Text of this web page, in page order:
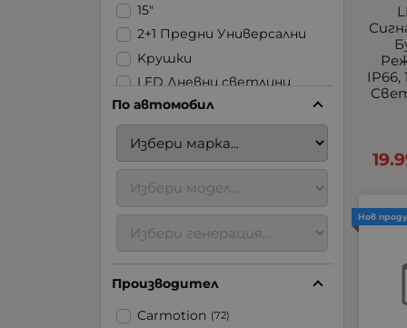
IP66,
Нов
15"
2+1 Предни Универсални
Kрушки
LED Дневни светлини
LED Ленти
LED Стопове
LED Фарове | Халогени |
Задна светлина
LED Халогени
USB
Аксесоари за ремаркета
Аксесоари за
тротинетки
Блицове
По автомобил
Производител
Carmotion (72)